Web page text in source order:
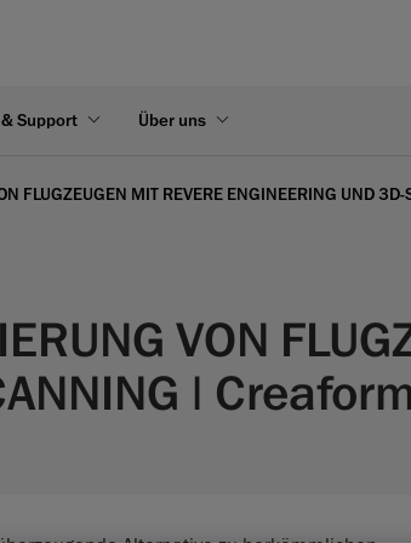
Support Über uns
FLUGZEUGEN MIT REVERE ENGINEERING UND
VON
|